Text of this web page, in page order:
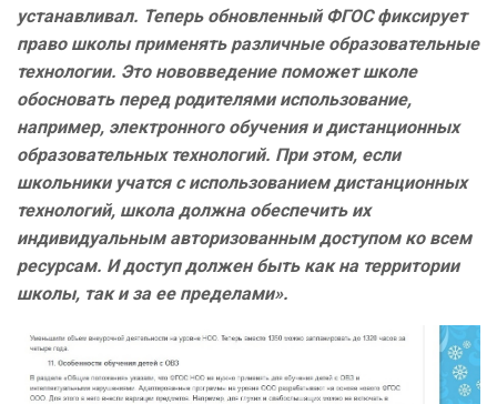
устанавливал. Теперь обновленный ФГОС фиксирует
право школы применять различные образовательные
технологии. Это нововведение поможет школе
обосновать перед родителями использование,
например, электронного обучения и дистанционных
образовательных технологий. При этом, если
школьники учатся с использованием дистанционных
технологий, школа должна обеспечить их
индивидуальным авторизованным доступом ко всем
ресурсам. И доступ должен быть как на территории
школы, так и за ее пределами».